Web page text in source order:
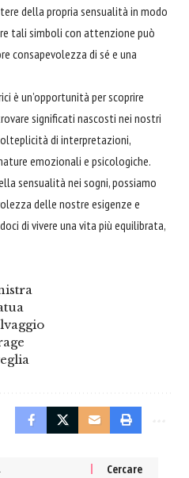
della propria sensualità in modo
tali simboli con attenzione può
consapevolezza di sé e una
è un’opportunità per scoprire
significati nascosti nei nostri
di interpretazioni,
emozionali e psicologiche.
sensualità nei sogni, possiamo
delle nostre esigenze e
di vivere una vita più equilibrata,